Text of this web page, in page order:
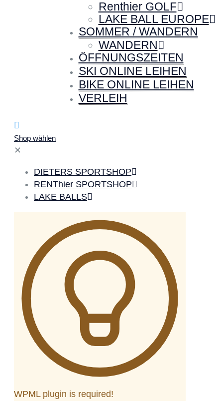
Renthier GOLF
LAKE BALL EUROPE
SOMMER / WANDERN
WANDERN
ÖFFNUNGSZEITEN
SKI ONLINE LEIHEN
BIKE ONLINE LEIHEN
VERLEIH
Shop wählen
✕
DIETERS SPORTSHOP
RENThier SPORTSHOP
LAKE BALLS
WPML plugin is required!